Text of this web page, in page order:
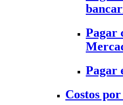
Pagar
Pagar
Costos